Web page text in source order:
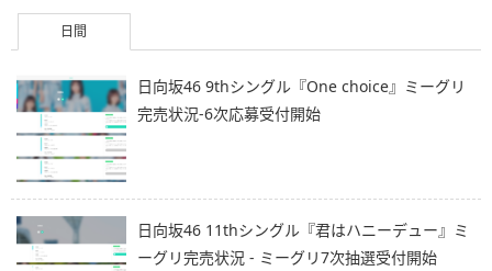
日間
日向坂46 9thシングル『One choice』ミーグリ
完売状況-6次応募受付開始
日向坂46 11thシングル『君はハニーデュー』ミ
ーグリ完売状況 - ミーグリ7次抽選受付開始